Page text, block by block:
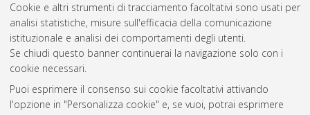
Cookie e altri strumenti di tracciamento facoltativi sono usati per
analisi statistiche, misure sull'efficacia della comunicazione
istituzionale e analisi dei comportamenti degli utenti.
Se chiudi questo banner continuerai la navigazione solo con i
cookie necessari.
Puoi esprimere il consenso sui cookie facoltativi attivando
l'opzione in "Personalizza cookie" e, se vuoi, potrai esprimere
Atom
Rss 1.0
Rss 2.0
AMS Laurea